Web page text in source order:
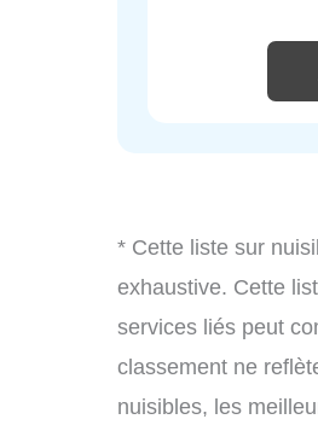
* Cette liste sur
exhaustive. Cette
services liés peut
classement ne
nuisibles, les